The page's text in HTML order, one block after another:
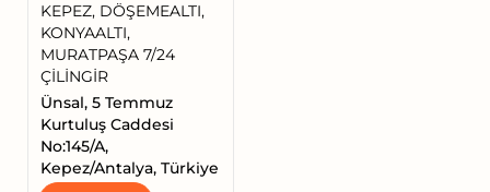
KEPEZ, DÖŞEMEALTI,
KONYAALTI,
MURATPAŞA 7/24
ÇİLİNGİR
Ünsal, 5 Temmuz
Kurtuluş Caddesi
No:145/A,
Kepez/Antalya, Türkiye